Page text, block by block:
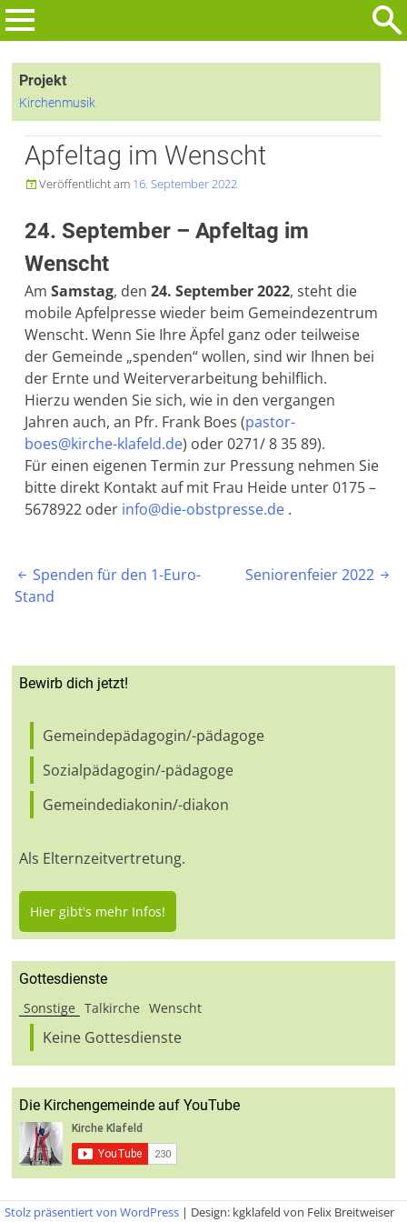
Zum
Inhalt
nach:Projekt
Kirchenmusik
Apfeltag im Wenscht
Veröffentlicht am 16. September 2022
24. September – Apfeltag im
Wenscht
AmSamstag, den24. September 2022, steht die
mobile Apfelpresse wieder beim Gemeindezentrum
Wenscht. Wenn Sie Ihre Äpfel ganz oder teilweise
der Gemeinde „spenden“ wollen, sind wir Ihnen bei
der Ernte und Weiterverarbeitung behilflich.
Hierzu wenden Sie sich, wie in den vergangen
Jahren auch, an Pfr. Frank Boes (pastor-
boes@kirche-klafeld.de) oder 0271/ 8 35 89).
Für einen eigenen Termin zur Pressung nehmen Sie
bitte direkt Kontakt auf mit Frau Heide unter 0175 –
5678922 oder info@die-obstpresse.de .
Beitragsnavigation
 Spenden für den 1-Euro-
Stand
Seniorenfeier 2022 
Bewirb dich jetzt!
Gemeindepädagogin/-pädagoge
Sozialpädagogin/-pädagoge
Gemeindediakonin/-diakon
Als Elternzeitvertretung.
Hier gibt's mehr Infos!
Gottesdienste
Sonstige
Talkirche Wenscht
Keine Gottesdienste
Die Kirchengemeinde auf YouTube
Stolz präsentiert von WordPress | Design: kgklafeld von Felix Breitweiser